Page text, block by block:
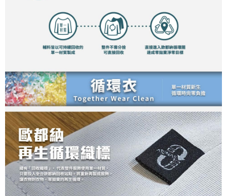
每筆NT$130，滿NT$2,000(含以上)免運費